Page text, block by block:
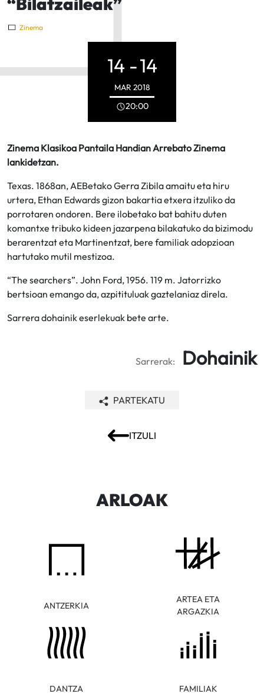
Zinema
14 -14
MAR 2018
20:00
Zinema Klasikoa Pantaila Handian Arrebato Zinema
lankidetzan.
Texas. 1868an, AEBetako Gerra Zibila amaitu eta hiru
urtera, Ethan Edwards gizon bakartia etxera itzuliko da
porrotaren ondoren. Bere ilobetako bat bahitu duten
komantxe tribuko kideen jazarpena bilakatuko da bizimodu
berarentzat eta Martinentzat, bere familiak adopzioan
hartutako mutil mestizoa.
“The searchers”. John Ford, 1956. 119 m. Jatorrizko
bertsioan emango da, azpitituluak gaztelaniaz direla.
Sarrera dohainik eserlekuak bete arte.
Sarrerak: Dohainik
ITZULI
PARTEKATU
ARLOAK
ANTZERKIA
ARTEA ETA
ARGAZKIA
DANTZA FAMILIAK